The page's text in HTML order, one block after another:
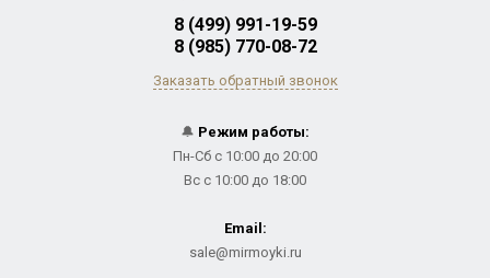
8 (499) 991-19-59
8 (985) 770-08-72
Заказать обратный звонок
🔔 Режим работы:
Пн-Сб с 10:00 до 20:00
Вс с 10:00 до 18:00
Email:
sale@mirmoyki.ru